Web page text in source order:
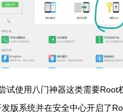
试使用八门神器这类需要Root
版系统并在安全中心开启了